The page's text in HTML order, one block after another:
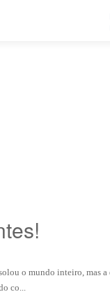
o mundo inteiro, mas
co...